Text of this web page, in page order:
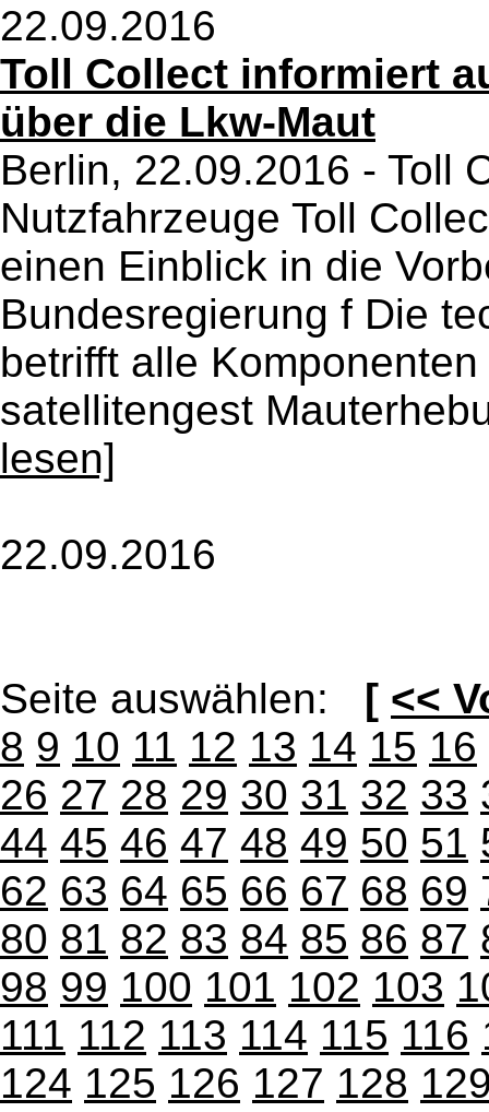
22.09.2016
Toll Collect informiert
über die Lkw-Maut
Berlin, 22.09.2016 - Toll
Nutzfahrzeuge Toll
einen Einblick in die
Bundesregierung f Die
betrifft alle
satellitengest
lesen]
22.09.2016
Seite auswählen: [ <<
8 9 10 11 12 13 14 15 16
26 27 28 29 30 31 32 33
44 45 46 47 48 49 50 51
62 63 64 65 66 67 68 69
80 81 82 83 84 85 86 87
98 99 100 101 102 103
111 112 113 114 115 116
124 125 126 127 128